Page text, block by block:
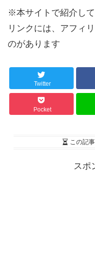
※本サイトで紹介し
リンクには、アフィ
のがあります
Twitter
Pocket
この記
スポ